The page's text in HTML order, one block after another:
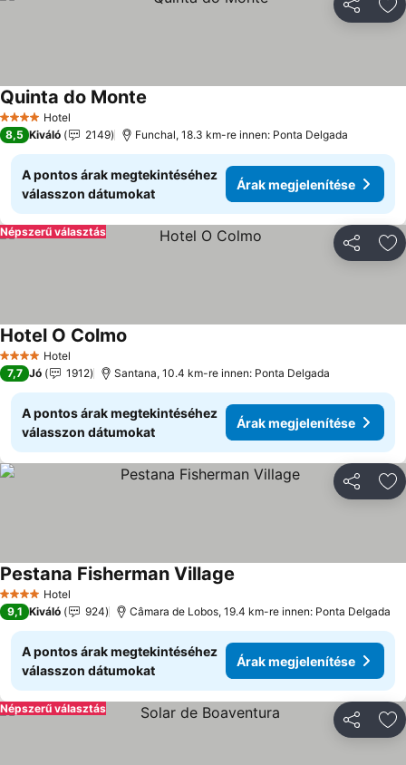
4 KategóriaHotel
Quinta do Monte
8,5 Kiváló 2149 Funchal, 18.3 km-re innen: Ponta Delgada
A pontos árak megtekintéséhez
válasszon dátumokat
Árak megjelenítése
Népszerű választás
4 KategóriaHotel
Hotel O Colmo
7,7 Jó 1912 Santana, 10.4 km-re innen: Ponta Delgada
A pontos árak megtekintéséhez
válasszon dátumokat
Árak megjelenítése
4 KategóriaHotel
Pestana Fisherman Village
9,1 Kiváló 924 Câmara de Lobos, 19.4 km-re innen: Ponta Delgada
A pontos árak megtekintéséhez
válasszon dátumokat
Árak megjelenítése
Népszerű választás